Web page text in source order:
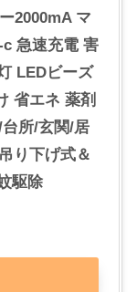
2000mA マ
急速充電 害
LEDビーズ
省エネ 薬剤
所/玄関/居
り下げ式＆
駆除